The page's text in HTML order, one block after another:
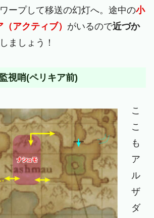
ープして移送の幻灯へ。途中の小
アクティブ） がいるので近づか
しましょう！
視哨(ペリキア前)
こ
こ
も
ア
ル
ザ
ダ